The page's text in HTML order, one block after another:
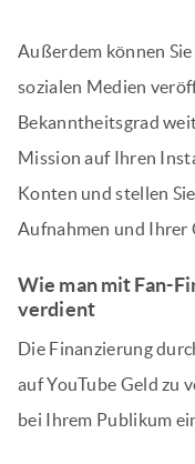
Außerdem können
sozialen Medien
Bekanntheitsgrad
Mission auf Ihren
Konten und stellen
Aufnahmen und Ihrer
Wie man mit Fan-
verdient
Die Finanzierung
auf YouTube Geld zu
bei Ihrem Publikum